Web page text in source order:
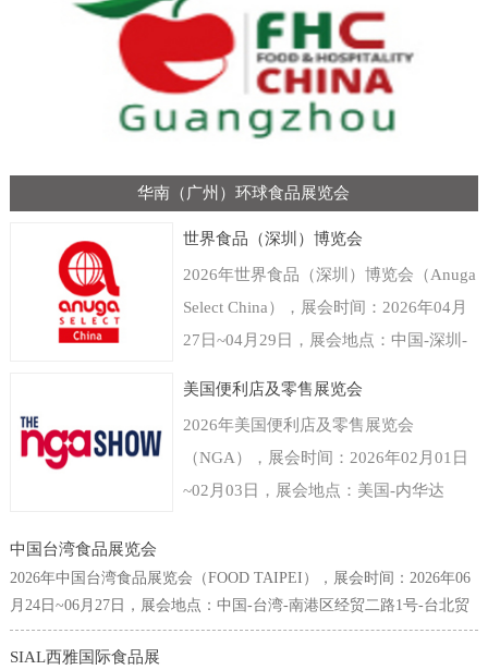
华南（广州）环球食品展览会
世界食品（深圳）博览会
2026年世界食品（深圳）博览会（Anuga
Select China），展会时间：2026年04月
27日~04月29日，展会地点：中国-深圳-
举办周期：一年一届，展会面积：40000
平米，参展观众：35000人，参展商数量
及参展品牌达到800家。世界食品（深
湾区乃至中国华南以及东南亚国家和地区
的食品和饮料行业的国际型贸易展览会。
专注为食品饮料生产商贸易商提供来自进
美国便利店及零售展览会
2026年美国便利店及零售展览会
（NGA），展会时间：2026年02月01日
~02月03日，展会地点：美国-内华达
办方：Clarion Events, Inc，举办周期：一
中国台湾食品展览会
2026年中国台湾食品展览会（FOOD TAIPEI），展会时间：2026年06
月24日~06月27日，展会地点：中国-台湾-南港区经贸二路1号-台北贸
易中心南港会展馆，主办方：台湾对外贸易发展协会(TAITRA)，举办
周期：一年一届，展会面积：25000平米，参展观众：65000人，参展
SIAL西雅国际食品展